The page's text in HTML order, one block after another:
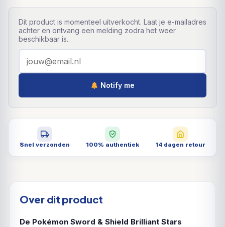
Dit product is momenteel uitverkocht. Laat je e-mailadres
achter en ontvang een melding zodra het weer
beschikbaar is.
Notify me
Snel verzonden 100% authentiek 14 dagen retour
Over dit product
De Pokémon Sword & Shield Brilliant Stars